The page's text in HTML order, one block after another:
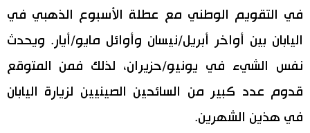
اقتصاد
مجتمع
ثقافة
لايف ستايل
المطبخ الياباني
في التقويم الوطني مع عطلة الأسبوع الذهبي في
اليابان بين أواخر أبريل/نيسان وأوائل مايو/أيار. ويحدث
نفس الشيء في يونيو/حزيران، لذلك فمن المتوقع
قدوم عدد كبير من السائحين الصينيين لزيارة اليابان
في هذين الشهرين.